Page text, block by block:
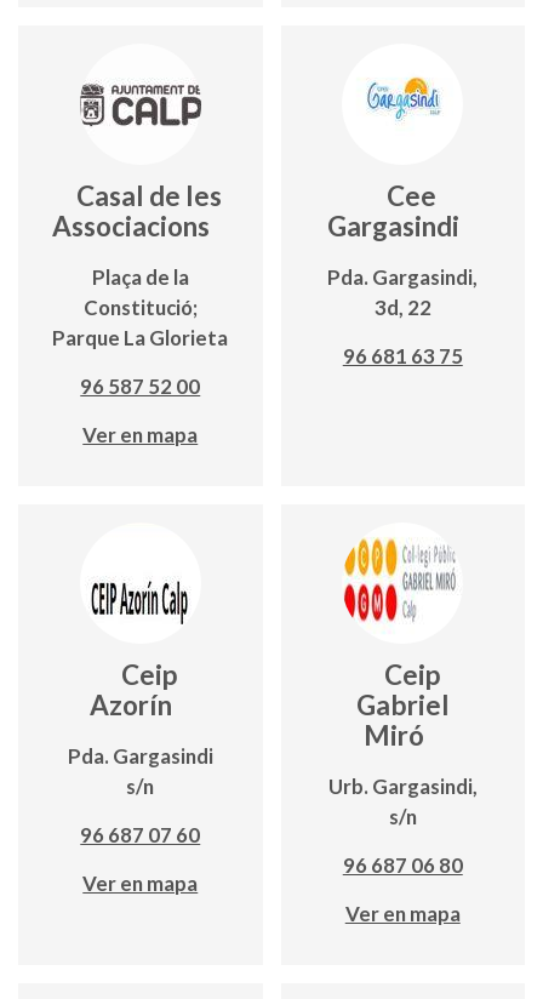
Casal de les
Associacions
Plaça de la
Constitució;
Parque La Glorieta
96 587 52 00
Ver en mapa
Cee
Gargasindi
Pda. Gargasindi,
3d, 22
96 681 63 75
Ceip
Azorín
Pda. Gargasindi
s/n
96 687 07 60
Ver en mapa
Ceip
Gabriel
Miró
Urb. Gargasindi,
s/n
96 687 06 80
Ver en mapa